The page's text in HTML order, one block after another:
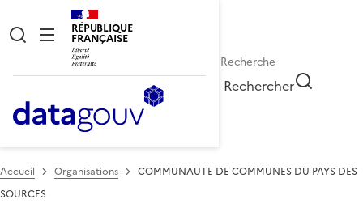
RÉPUBLIQUE
FRANÇAISE
Rechercher
Accueil Organisations
COMMUNAUTE DE COMMUNES DU PAYS DES
SOURCES